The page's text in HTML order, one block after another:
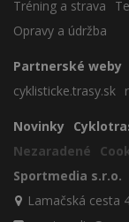
Tréning a strava
Opravy a údržba
Partnerské weby
cyklisticke.trasy.sk
Novinky
Nezaradené
Sportmedia s.r.o.
Lamačská cesta